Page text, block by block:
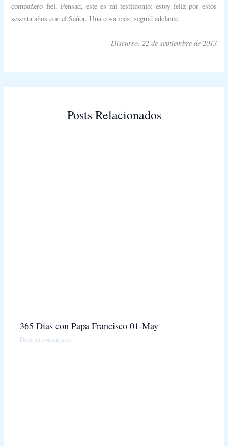
compañero fiel. Pensad, este es mi testimonio: estoy feliz por estos
sesenta años con el Señor. Una cosa más: seguid adelante.
Discurso, 22 de septiembre de 2013
Posts Relacionados
365 Dias con Papa Francisco 01-May
Deja un comentario